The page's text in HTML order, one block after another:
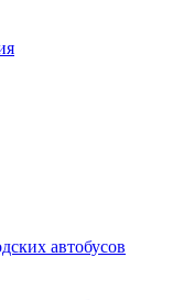
автобусов